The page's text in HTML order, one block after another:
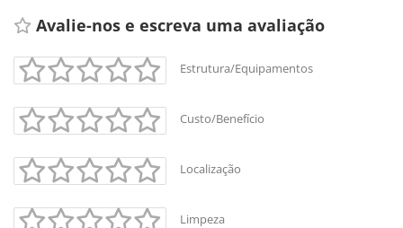
Avalie-nos e escreva uma avaliação
Estrutura/Equipamentos
Custo/Benefício
Localização
Limpeza